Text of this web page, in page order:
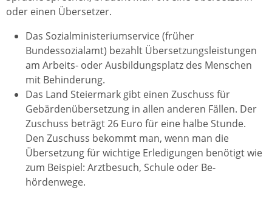
oder einen Übersetzer.
Das Sozialministeriumservice (früher
Bundessozialamt) bezahlt Übersetzungsleistungen
am Arbeits- oder Ausbildungsplatz des Menschen
mit Behinderung.
Das Land Steiermark gibt einen Zuschuss für
Gebärdenübersetzung in allen anderen Fällen. Der
Zuschuss beträgt 26 Euro für eine halbe Stunde.
Den Zuschuss bekommt man, wenn man die
Übersetzung für wichtige Erledigungen benötigt wie
zum Beispiel: Arztbesuch, Schule oder Be-
hördenwege.